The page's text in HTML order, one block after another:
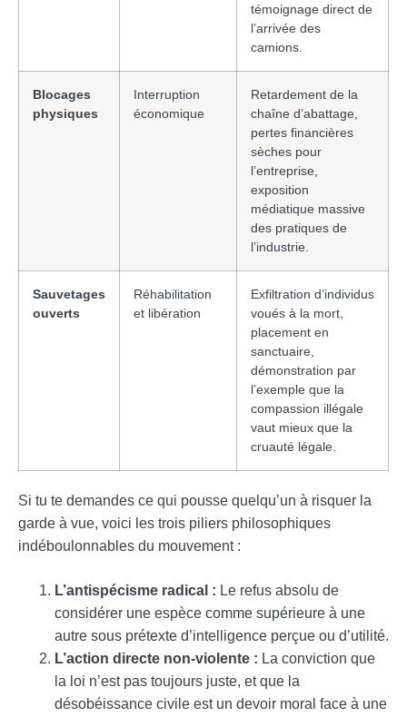
témoignage direct de
l’arrivée des
camions.
Blocages
physiques
Interruption
économique
Retardement de la
chaîne d’abattage,
pertes financières
sèches pour
l’entreprise,
exposition
médiatique massive
des pratiques de
l’industrie.
Sauvetages
ouverts
Réhabilitation
et libération
Exfiltration d’individus
voués à la mort,
placement en
sanctuaire,
démonstration par
l’exemple que la
compassion illégale
vaut mieux que la
cruauté légale.
Si tu te demandes ce qui pousse quelqu’un à risquer la
garde à vue, voici les trois piliers philosophiques
indéboulonnables du mouvement :
L’antispécisme radical : Le refus absolu de
considérer une espèce comme supérieure à une
autre sous prétexte d’intelligence perçue ou d’utilité.
L’action directe non-violente : La conviction que
la loi n’est pas toujours juste, et que la
désobéissance civile est un devoir moral face à une